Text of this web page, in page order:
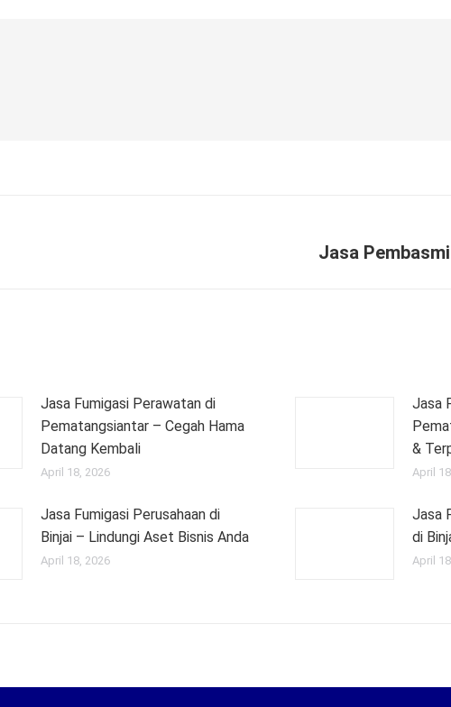
Jasa
Jasa Fumigasi Perawatan di
Pematangsiantar – Cegah Hama
Datang Kembali
April 18, 2026
Jasa
&
April
Jasa Fumigasi Perusahaan di
Binjai – Lindungi Aset Bisnis Anda
April 18, 2026
Jasa
di
April